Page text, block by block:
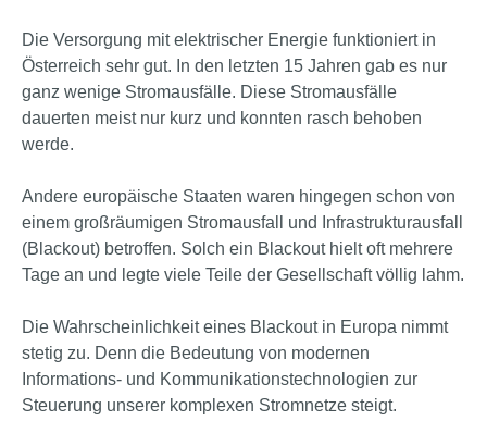
Die Versorgung mit elektrischer Energie funktioniert in
Österreich sehr gut. In den letzten 15 Jahren gab es nur
ganz wenige Stromausfälle. Diese Stromausfälle
dauerten meist nur kurz und konnten rasch behoben
werde.
Andere europäische Staaten waren hingegen schon von
einem großräumigen Stromausfall und Infrastrukturausfall
(Blackout) betroffen. Solch ein Blackout hielt oft mehrere
Tage an und legte viele Teile der Gesellschaft völlig lahm.
Die Wahrscheinlichkeit eines Blackout in Europa nimmt
stetig zu. Denn die Bedeutung von modernen
Informations- und Kommunikationstechnologien zur
Steuerung unserer komplexen Stromnetze steigt.